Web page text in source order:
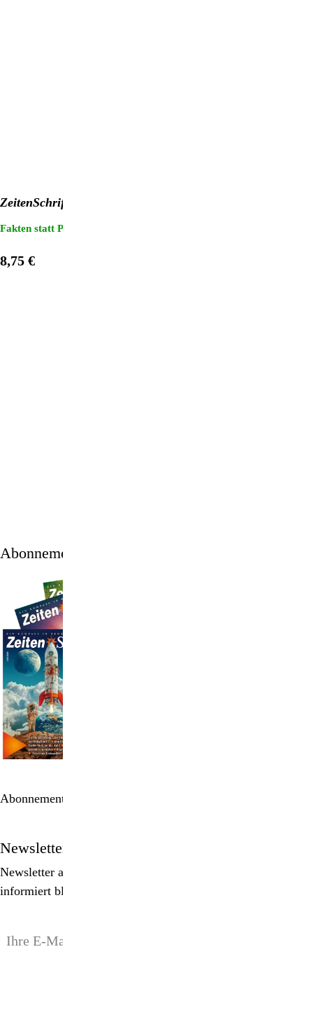
ZeitenSchrift Nr. 113
Fakten statt Propaganda: "3 für 2"-Heftaktion!
8,75 €
Abonnement
Abonnement bestellen
Newsletter
Newsletter abonnieren, Spezialangebote erhalten und
informiert bleiben!